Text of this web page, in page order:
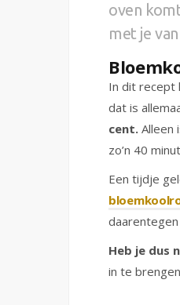
oven
met je
In dit recept
dat is
cent. Alleen
zo’n 40
Een tijdje
Heb je dus
in te